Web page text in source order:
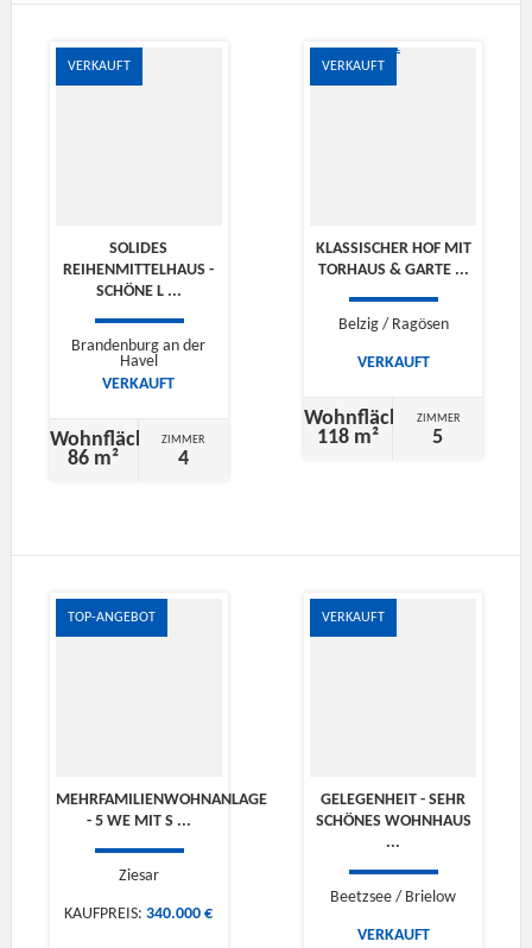
VERKAUFT
SOLIDES
REIHENMITTELHAUS -
SCHÖNE L ...
Brandenburg an der
Havel
VERKAUFT
Wohnfläche
86 m²
ZIMMER
4
VERKAUFT
KLASSISCHER HOF MIT
TORHAUS & GARTE ...
Belzig / Ragösen
VERKAUFT
Wohnfläche
118 m²
ZIMMER
5
TOP-ANGEBOT
MEHRFAMILIENWOHNANLAGE
- 5 WE MIT S ...
Ziesar
KAUFPREIS: 340.000 €
VERKAUFT
GELEGENHEIT - SEHR
SCHÖNES WOHNHAUS
...
Beetzsee / Brielow
VERKAUFT